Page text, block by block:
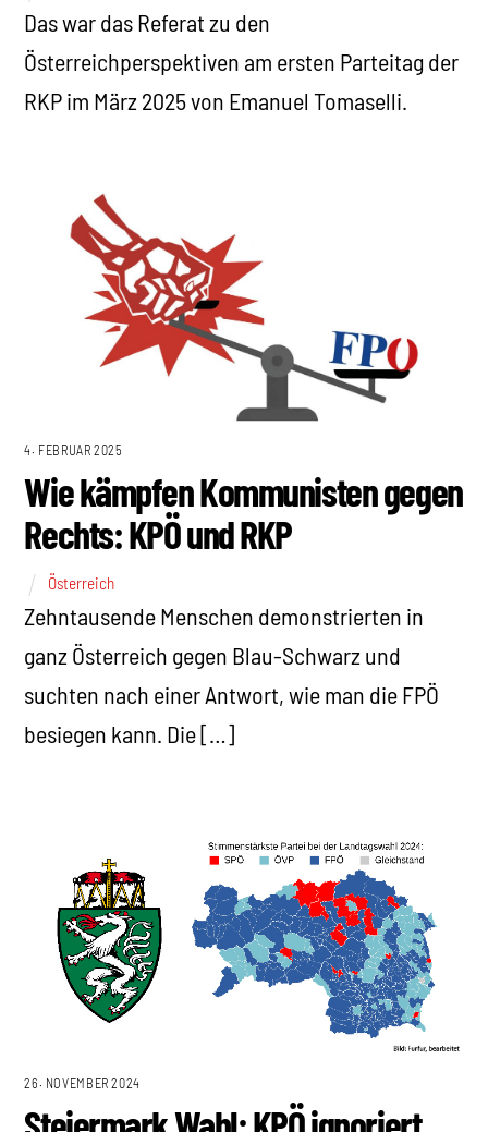
Das war das Referat zu den
Österreichperspektiven am ersten Parteitag der
RKP im März 2025 von Emanuel Tomaselli.
4. FEBRUAR 2025
Wie kämpfen Kommunisten gegen
Rechts: KPÖ und RKP
Österreich
Zehntausende Menschen demonstrierten in
ganz Österreich gegen Blau-Schwarz und
suchten nach einer Antwort, wie man die FPÖ
besiegen kann. Die […]
26. NOVEMBER 2024